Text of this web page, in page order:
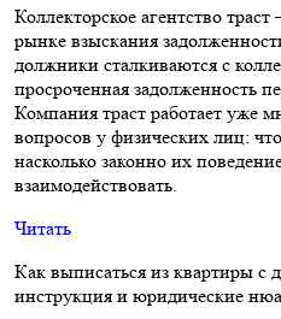
Коллекторское агентство
рынке взыскания
должники сталкиваются с
просроченная задолженность
Компания траст работает уже
вопросов у физических лиц:
насколько законно их
взаимодействовать.
Читать
Как выписаться из квартиры
инструкция и юридические